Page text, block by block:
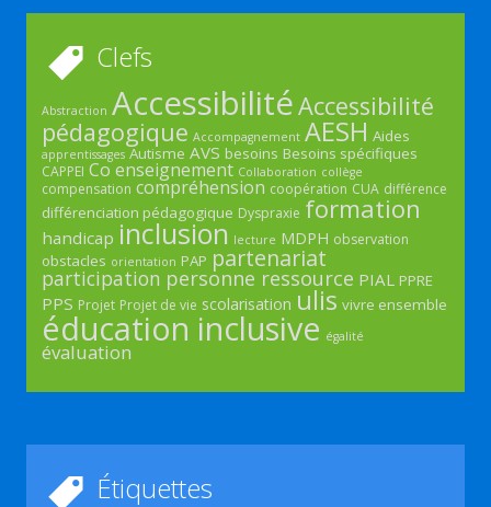
Clefs
Abstraction AccessibilitéAccessibilité
pédagogique Accompagnement AESH Aides
apprentissages Autisme AVS besoins Besoins spécifiques
CAPPEI Co enseignement Collaboration collège
compensation compréhension coopération CUA différence
différenciation pédagogique Dyspraxie formation
handicap inclusion lecture MDPH observation
obstacles orientation PAP partenariat
participation personne ressource PIAL PPRE
PPS Projet Projet de vie scolarisation ulis vivre ensemble
éducation inclusive égalité
évaluation
Étiquettes